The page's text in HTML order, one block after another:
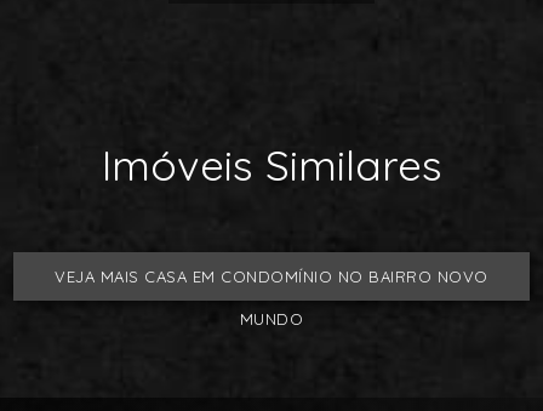
Imóveis Similares
VEJA MAIS CASA EM CONDOMÍNIO NO BAIRRO NOVO
MUNDO